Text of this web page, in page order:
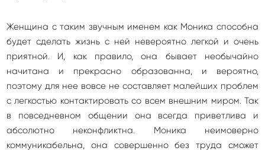
Женщина с таким звучным именем как Моника способна
будет сделать жизнь с ней невероятно легкой и очень
приятной. И, как правило, она бывает необычайно
начитана и прекрасно образованна, и вероятно,
поэтому для нее вовсе не составляет малейших проблем
с легкостью контактировать со всем внешним миром. Так
в повседневном общении она всегда приветлива и
абсолютно неконфликтна. Моника неимоверно
коммуникабельна, она совершенно без труда сможет